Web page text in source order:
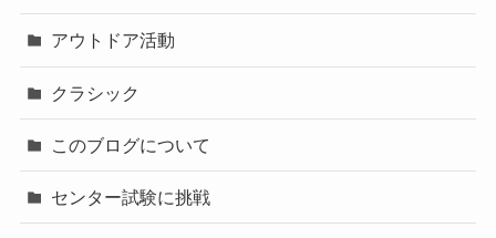
アウトドア活動
クラシック
このブログについて
センター試験に挑戦